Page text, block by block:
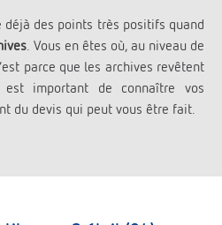
déjà des points très positifs quand
. Vous en êtes où, au niveau de
parce que les archives revêtent
est important de connaître vos
du devis qui peut vous être fait.